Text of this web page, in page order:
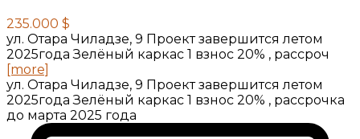
235.000 $
ул. Отара Чиладзе, 9 Проект завершится летом
2025года Зелёный каркас 1 взнос 20% , рассроч
[more]
ул. Отара Чиладзе, 9 Проект завершится летом
2025года Зелёный каркас 1 взнос 20% , рассрочка
до марта 2025 года